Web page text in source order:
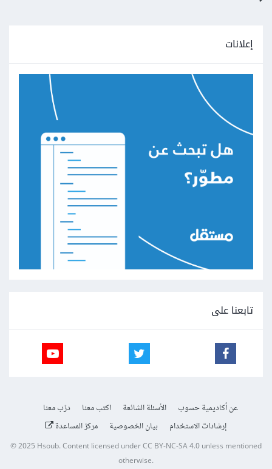
إعلانات
تابعنا على
عن أكاديمية حسوب الأسئلة الشائعة اكتب معنا
درّب معنا
إرشادات الاستخدام
بيان الخصوصية مركز المساعدة
© 2025Hsoub.Content licensed underCC BY-NC-SA 4.0unless mentioned
otherwise.